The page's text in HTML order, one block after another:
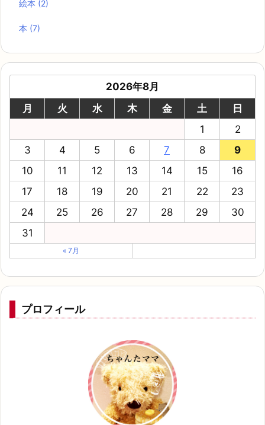
絵本 (2)
本 (7)
2026年8月
月
火 水 木 金 土
日
1
2
3
4 5 6 7 8
9
10
11 12 13 14 15
16
17
18 19 20 21 22
23
24
25 26 27 28 29
30
31
« 7月
プロフィール